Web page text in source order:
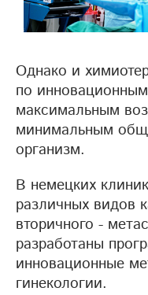
Однако и
по
максимальным
минимальным
организм.
В немецких
различных видов
вторичного -
разработаны
инновационные
гинекологии.